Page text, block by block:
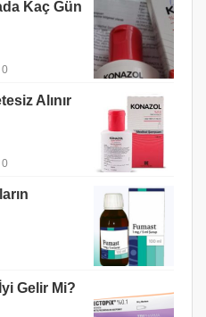
Kaç Gün
0
Alınır
0
Gelir Mi?